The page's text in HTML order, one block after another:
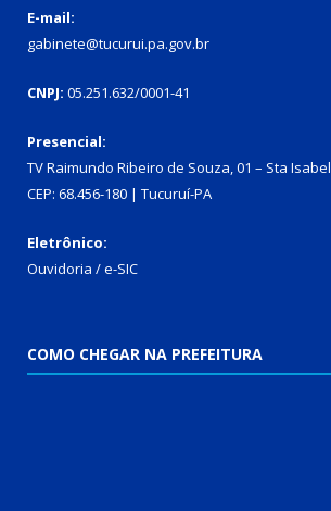
E-mail:
gabinete@tucurui.pa.gov.br
CNPJ: 05.251.632/0001-41
Presencial:
TV Raimundo Ribeiro de Souza, 01 – Sta Isabel
CEP: 68.456-180 | Tucuruí-PA
Eletrônico:
Ouvidoria /e-SIC
COMO CHEGAR NA PREFEITURA